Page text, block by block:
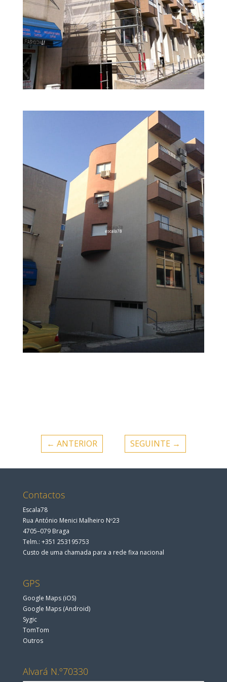
← ANTERIOR SEGUINTE →
Contactos
Escala78
Rua António Menici Malheiro Nº23
4705–079 Braga
Telm.: +351 253195753
Custo de uma chamada para a rede fixa nacional
GPS
Google Maps (iOS)
Google Maps (Android)
Sygic
TomTom
Outros
Alvará N.º70330